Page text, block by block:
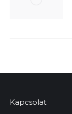
Kapcsolat